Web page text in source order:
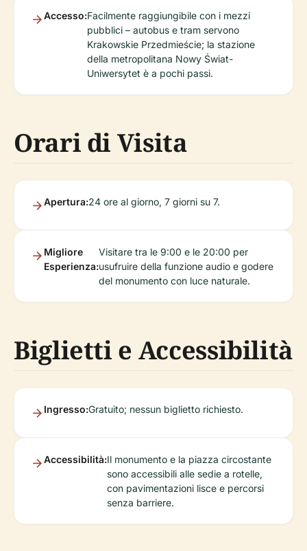
Accesso:Facilmente raggiungibile con i mezzi
pubblici – autobus e tram servono
Krakowskie Przedmieście; la stazione
della metropolitana Nowy Świat-
Uniwersytet è a pochi passi.
Orari di Visita
Apertura:24 ore al giorno, 7 giorni su 7.
Migliore
Esperienza:
Visitare tra le 9:00 e le 20:00 per
usufruire della funzione audio e godere
del monumento con luce naturale.
Biglietti e Accessibilità
Ingresso:Gratuito; nessun biglietto richiesto.
Accessibilità:Il monumento e la piazza circostante
sono accessibili alle sedie a rotelle,
con pavimentazioni lisce e percorsi
senza barriere.